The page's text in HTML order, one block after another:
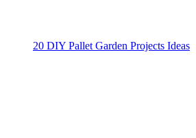
20 DIY Pallet Garden Projects Ideas